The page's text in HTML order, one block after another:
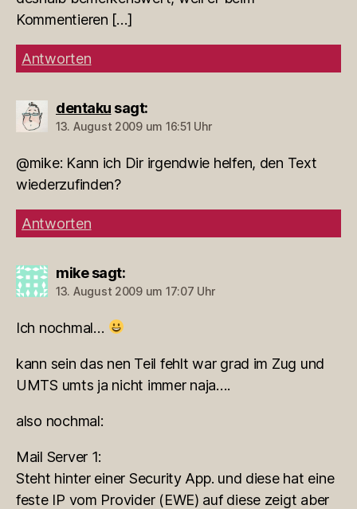
Kommentieren […]
Antworten
dentaku sagt:
13. August 2009 um 16:51 Uhr
@mike: Kann ich Dir irgendwie helfen, den Text
wiederzufinden?
Antworten
mike sagt:
13. August 2009 um 17:07 Uhr
Ich nochmal…
kann sein das nen Teil fehlt war grad im Zug und
UMTS umts ja nicht immer naja….
also nochmal:
Mail Server 1:
Steht hinter einer Security App. und diese hat eine
feste IP vom Provider (EWE) auf diese zeigt aber